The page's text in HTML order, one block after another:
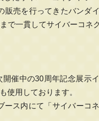
販売を行ってきたバンダ
で一貫してサイバーコネ
催中の30周年記念展示
使用しております。
ース内にて「サイバーコ